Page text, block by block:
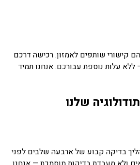
קישורי שותפים לאמזון. רכישה דרכם
עלות נוספת עבורכם. אנחנו תמיד
שלנו
בדיקה קבוע של ארבעה שלבים לפני